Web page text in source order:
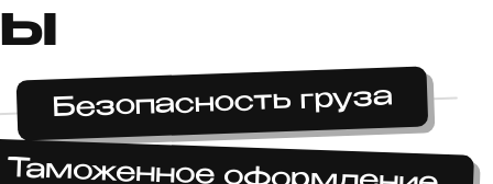
Безопасность груза